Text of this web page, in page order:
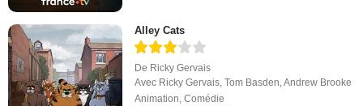
Alley Cats
De Ricky Gervais
Avec Ricky Gervais,Tom Basden,Andrew Brooke
Animation,Comédie